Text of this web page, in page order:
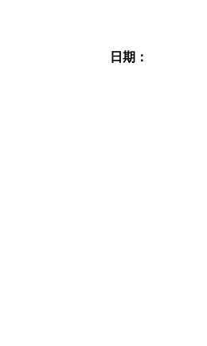
日期：